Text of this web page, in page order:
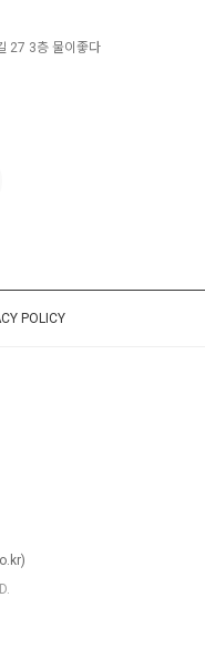
27 3층 물이좋다
POLICY
)